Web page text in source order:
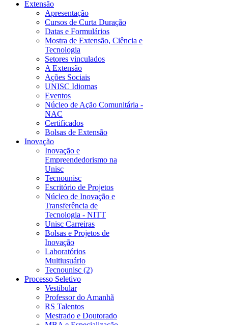
Extensão
Apresentação
Cursos de Curta Duração
Datas e Formulários
Mostra de Extensão, Ciência e
Tecnologia
Setores vinculados
A Extensão
Ações Sociais
UNISC Idiomas
Eventos
Núcleo de Ação Comunitária -
NAC
Certificados
Bolsas de Extensão
Inovação
Inovação e
Empreendedorismo na
Unisc
Tecnounisc
Escritório de Projetos
Núcleo de Inovação e
Transferência de
Tecnologia - NITT
Unisc Carreiras
Bolsas e Projetos de
Inovação
Laboratórios
Multiusuário
Tecnounisc (2)
Processo Seletivo
Vestibular
Professor do Amanhã
RS Talentos
Mestrado e Doutorado